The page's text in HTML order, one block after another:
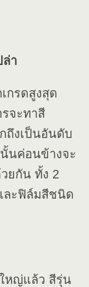
ล่า
กรดสูงสุด
จะทาสี
ถึงเป็นอันดับ
นค่อนข้างจะ
ยกัน ทั้ง 2
ละฟิล์มสีชนิด
หญ่แล้ว สีรุ่น